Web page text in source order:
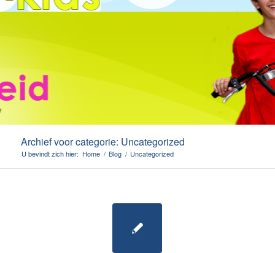
Archief voor categorie: Uncategorized
U bevindt zich hier: Home / Blog / Uncategorized